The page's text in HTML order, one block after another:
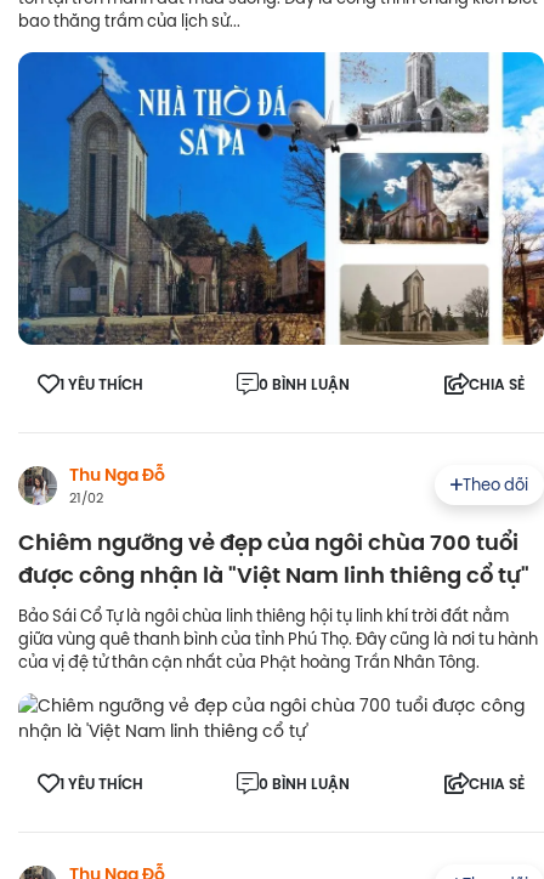
bao thăng trầm của lịch sử...
1 YÊU THÍCH 0 BÌNH LUẬN CHIA SẺ
Thu Nga Đỗ
21/02
Theo dõi
Chiêm ngưỡng vẻ đẹp của ngôi chùa 700 tuổi
được công nhận là "Việt Nam linh thiêng cổ tự"
Bảo Sái Cổ Tự là ngôi chùa linh thiêng hội tụ linh khí trời đất nằm
giữa vùng quê thanh bình của tỉnh Phú Thọ. Đây cũng là nơi tu hành
của vị đệ tử thân cận nhất của Phật hoàng Trần Nhân Tông.
1 YÊU THÍCH 0 BÌNH LUẬN CHIA SẺ